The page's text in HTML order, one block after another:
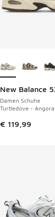
von €
New Balance
Damen Schuhe
Turtledove - Angora
€ 119,99